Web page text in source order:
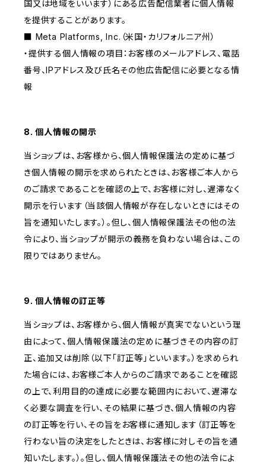
国又は地域をいいます）にある広告配信業者に個人情報
を提供することがあります。
■ Meta Platforms, Inc.（米国・カリフォルニア州）
・提供する個人情報の項目：お客様のメールアドレス、電話
番号、IPアドレス及び氏名その他広告配信に必要となる情
報
8. 個人情報の開示
当ショップは、お客様から、個人情報保護法の定めに基づ
き個人情報の開示を求められたときは、お客様ご本人から
のご請求であることを確認の上で、お客様に対し、遅滞なく
開示を行います（当該個人情報が存在しないときにはその
旨を通知いたします。）。但し、個人情報保護法その他の法
令により、当ショップが開示の義務を負わない場合は、この
限りではありません。
9. 個人情報の訂正等
当ショップは、お客様から、個人情報が真実でないという理
由によって、個人情報保護法の定めに基づきその内容の訂
正、追加又は削除（以下「訂正等」といいます。）を求められ
た場合には、お客様ご本人からのご請求であることを確認
の上で、利用目的の達成に必要な範囲内において、遅滞な
く必要な調査を行い、その結果に基づき、個人情報の内容
の訂正等を行い、その旨をお客様に通知します（訂正等を
行わない旨の決定をしたときは、お客様に対しその旨を通
知いたします。）。但し、個人情報保護法その他の法令によ